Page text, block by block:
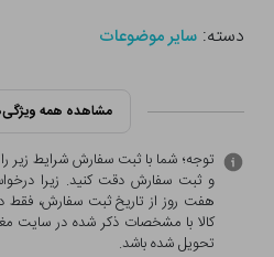
دسته:سایر موضوعات
مشاهده همه
توجه؛ شما با ثبت سفارش شرایط زیر
و ثبت سفارش دقت کنید. زیرا
هفت روز از تاریخ ثبت سفارش، فقط
کالا با مشخصات ذکر شده در سایت
تحویل شده باشد.